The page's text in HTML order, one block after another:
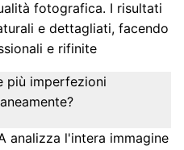
fotografica. I risultati
e dettagliati, facendo
e rifinite
più imperfezioni
analizza l'intera immagine